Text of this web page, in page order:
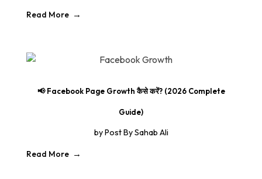
Read More
📢 Facebook Page Growth कैसे करें? (2026 Complete
Guide)
byPost By Sahab Ali
Read More